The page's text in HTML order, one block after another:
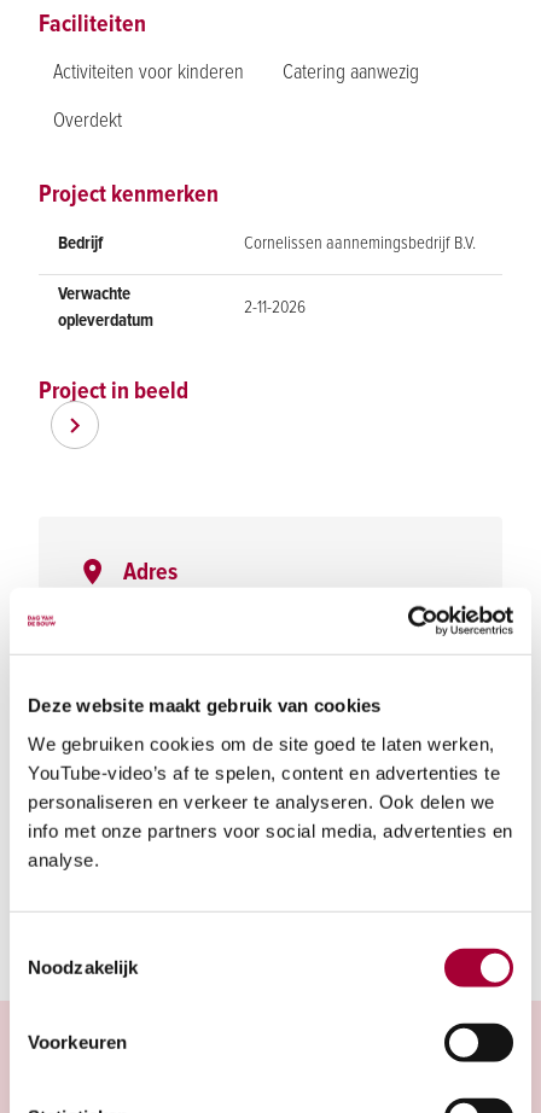
Deze website maakt gebruik van cookies
We gebruiken cookies om de site goed te laten werken,
YouTube-video’s af te spelen, content en advertenties te
personaliseren en verkeer te analyseren. Ook delen we
info met onze partners voor social media, advertenties en
analyse.
Noodzakelijk
Voorkeuren
Faciliteiten
Activiteiten voor kinderen
Catering aanwezig
Overdekt
Project kenmerken
Bedrijf Cornelissen aannemingsbedrijf B.V.
Verwachte
opleverdatum
2-11-2026
Project in beeld
Item
Adres
Navigeer naar locatie
Bezoekuren
10:00 - 14:00
Parkeergelegenheid